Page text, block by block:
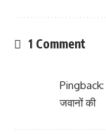
1 Comment
Pingback:
जवानों की